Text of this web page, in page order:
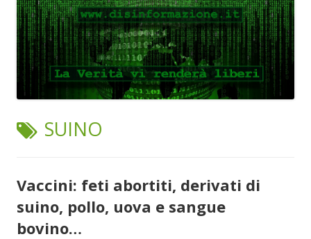
TAG:
SUINO
Vaccini: feti abortiti, derivati di
suino, pollo, uova e sangue
bovino…